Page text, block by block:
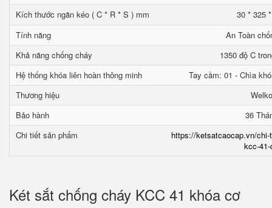
Kích thước ngăn kéo ( C * R * S ) mm
30 * 325
Tính năng
An Toàn
Khả năng chống cháy
1350 độ C
Hệ thống khóa liên hoàn thông minh
Tay cầm: 01 - Chìa
Thương hiệu
Welko
Bảo hành
36
Chi tiết sản phẩm
https://ketsatcaocap.vn/
kcc-
Két sắt chống cháy KCC 41 khóa cơ